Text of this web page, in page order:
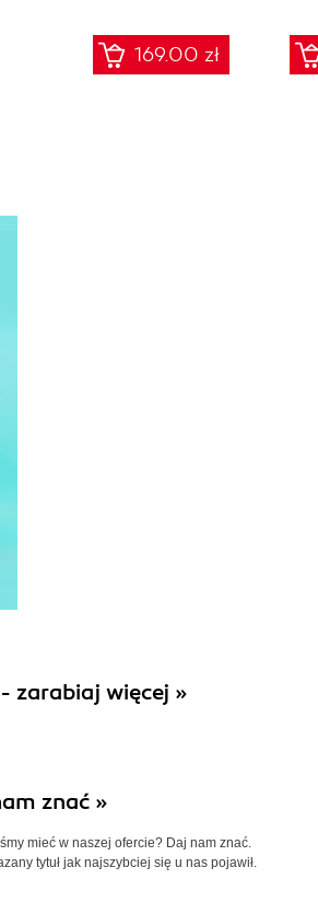
169.00 zł
zarabiaj więcej »
znać »
mieć w naszej ofercie? Daj nam znać.
tytuł jak najszybciej się u nas pojawił.